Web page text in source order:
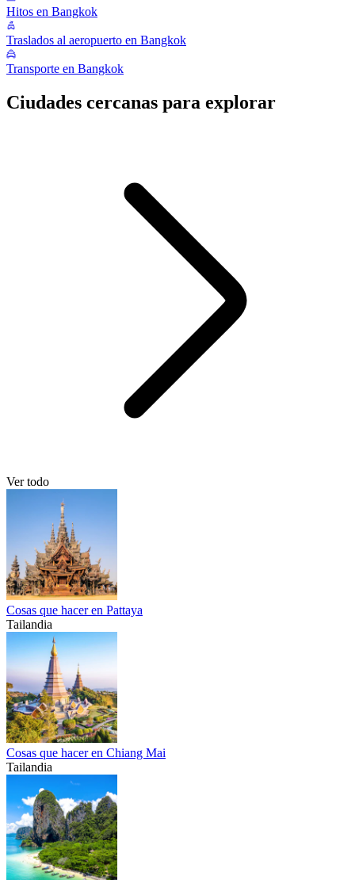
Hitos en Bangkok
Traslados al aeropuerto en Bangkok
Transporte en Bangkok
Ciudades cercanas para explorar
Ver todo
Cosas que hacer en Pattaya
Tailandia
Cosas que hacer en Chiang Mai
Tailandia